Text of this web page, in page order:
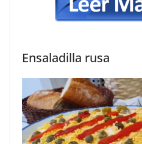
Ensaladilla rusa